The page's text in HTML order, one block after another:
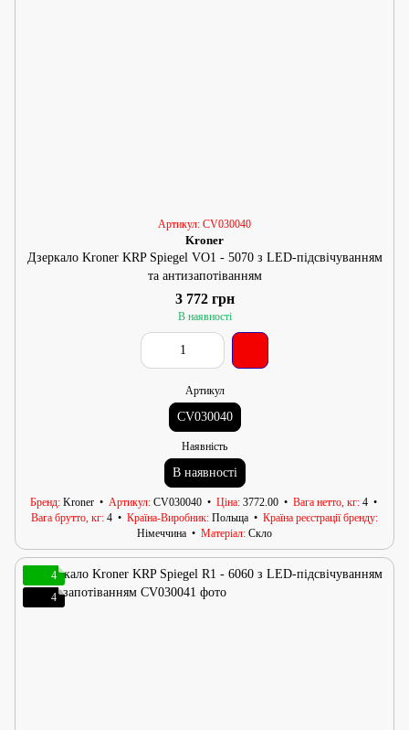
Артикул: CV030040
Kroner
Дзеркало Kroner KRP Spiegel VO1 - 5070 з LED-підсвічуванням
та антизапотіванням
3 772 грн
В наявності
Артикул
CV030040
Наявність
В наявності
Бренд Kroner Артикул CV030040 Ціна 3772.00 Вага нетто, кг 4
Вага брутто, кг 4 Країна-Виробник Польща
Країна реєстрації бренду
Німеччина
Матеріал Скло
4
4